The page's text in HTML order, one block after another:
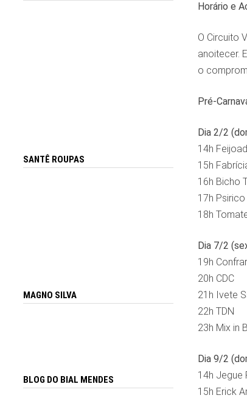
Horário e
O Circuito
anoitecer.
o
Pré-
Dia 2/2
14h
15h
16h Bicho
17h Psirico
18h
Dia 7/2
19h
20h CDC
21h Ivete
22h TDN
23h Mix in
Dia 9/2
14h Jegue
15h Erick
SANTÊ ROUPAS
MAGNO SILVA
BLOG DO BIAL MENDES